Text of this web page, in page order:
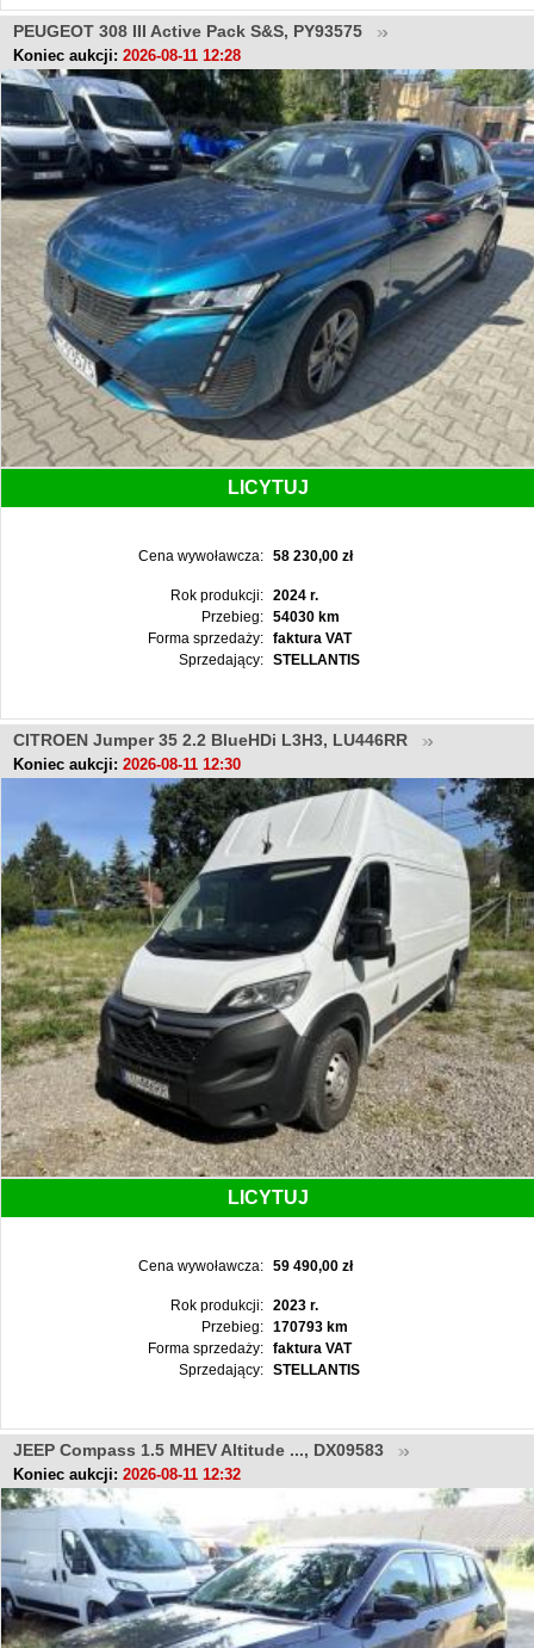
PEUGEOT 308 III Active Pack S&S, PY93575
Koniec aukcji: 2026-08-11 12:28
LICYTUJ
Cena wywoławcza: 58 230,00 zł
Rok produkcji:
2024 r.
Przebieg:
54030 km
Forma sprzedaży:
faktura VAT
Sprzedający:
STELLANTIS
CITROEN Jumper 35 2.2 BlueHDi L3H3, LU446RR
Koniec aukcji: 2026-08-11 12:30
LICYTUJ
Cena wywoławcza: 59 490,00 zł
Rok produkcji:
2023 r.
Przebieg:
170793 km
Forma sprzedaży:
faktura VAT
Sprzedający:
STELLANTIS
JEEP Compass 1.5 MHEV Altitude ..., DX09583
Koniec aukcji: 2026-08-11 12:32